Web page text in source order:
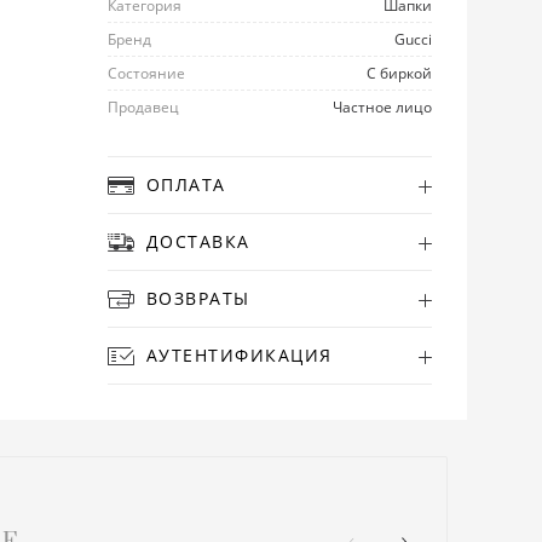
Категория
Шапки
Бренд
Gucci
Состояние
С биркой
Продавец
Частное лицо
ОПЛАТА
ДОСТАВКА
ВОЗВРАТЫ
АУТЕНТИФИКАЦИЯ